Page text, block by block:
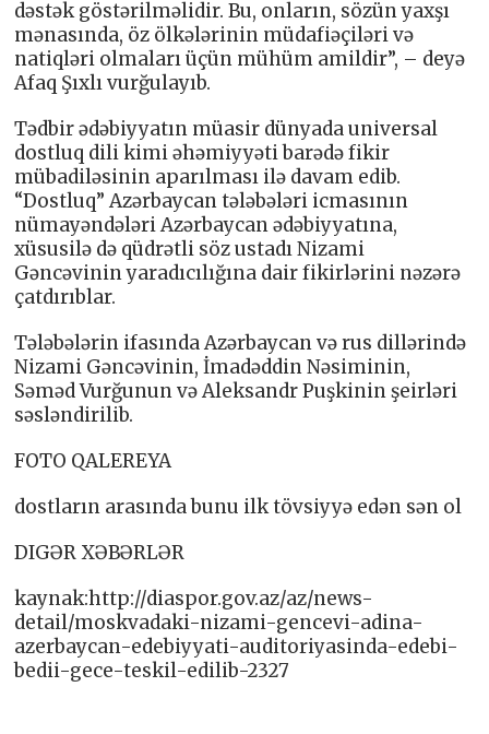
dəstək göstərilməlidir. Bu, onların, sözün yaxşı
mənasında, öz ölkələrinin müdafiəçiləri və
natiqləri olmaları üçün mühüm amildir”, – deyə
Afaq Şıxlı vurğulayıb.
Tədbir ədəbiyyatın müasir dünyada universal
dostluq dili kimi əhəmiyyəti barədə fikir
mübadiləsinin aparılması ilə davam edib.
“Dostluq” Azərbaycan tələbələri icmasının
nümayəndələri Azərbaycan ədəbiyyatına,
xüsusilə də qüdrətli söz ustadı Nizami
Gəncəvinin yaradıcılığına dair fikirlərini nəzərə
çatdırıblar.
Tələbələrin ifasında Azərbaycan və rus dillərində
Nizami Gəncəvinin, İmadəddin Nəsiminin,
Səməd Vurğunun və Aleksandr Puşkinin şeirləri
səsləndirilib.
FOTO QALEREYA
dostların arasında bunu ilk tövsiyyə edən sən ol
DIGƏR XƏBƏRLƏR
kaynak:http://diaspor.gov.az/az/news-
detail/moskvadaki-nizami-gencevi-adina-
azerbaycan-edebiyyati-auditoriyasinda-edebi-
bedii-gece-teskil-edilib-2327